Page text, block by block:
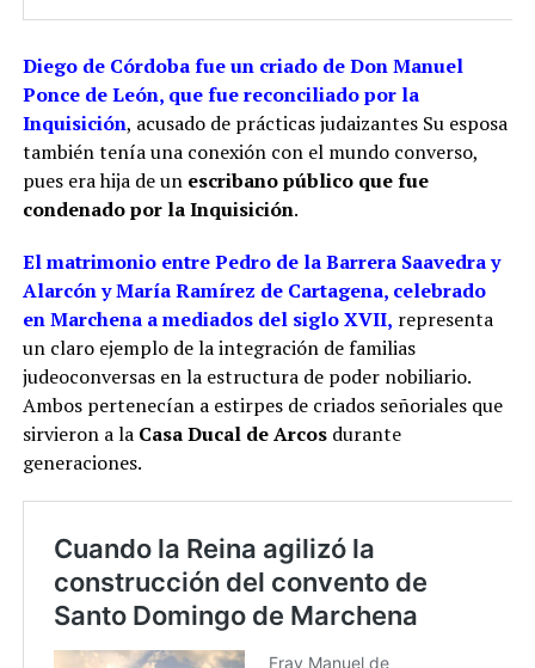
Diego de Córdoba fue un criado de Don Manuel
Ponce de León, que fue reconciliado por la
Inquisición, acusado de prácticas judaizantes Su esposa
también tenía una conexión con el mundo converso,
pues era hija de un escribano público que fue
condenado por la Inquisición​.
El matrimonio entre Pedro de la Barrera Saavedra y
Alarcón y María Ramírez de Cartagena, celebrado
en Marchena a mediados del siglo XVII, representa
un claro ejemplo de la integración de familias
judeoconversas en la estructura de poder nobiliario.
Ambos pertenecían a estirpes de criados señoriales que
sirvieron a la Casa Ducal de Arcosdurante
generaciones​.